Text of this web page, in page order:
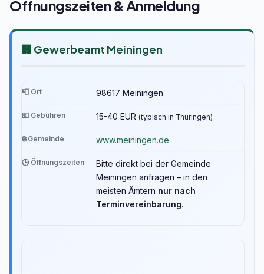
Öffnungszeiten & Anmeldung
🏢 Gewerbeamt Meiningen
📮 Ort 98617 Meiningen
💶 Gebühren 15-40 EUR (typisch in Thüringen)
🌐 Gemeinde www.meiningen.de
🕒 Öffnungszeiten
Bitte direkt bei der Gemeinde
Meiningen anfragen – in den
meisten Ämtern nur nach
Terminvereinbarung.